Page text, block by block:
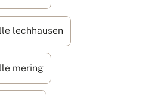
lechhausen
mering